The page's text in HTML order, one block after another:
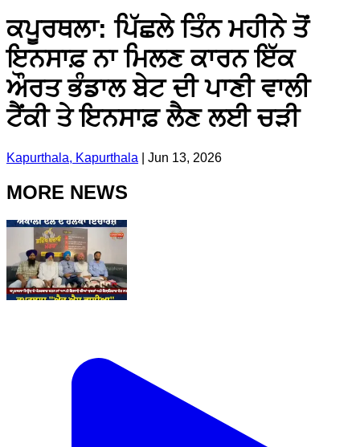
ਕਪੂਰਥਲਾ: ਪਿੱਛਲੇ ਤਿੰਨ ਮਹੀਨੇ ਤੋਂ
ਇਨਸਾਫ਼ ਨਾ ਮਿਲਣ ਕਾਰਨ ਇੱਕ
ਔਰਤ ਭੰਡਾਲ ਬੇਟ ਦੀ ਪਾਣੀ ਵਾਲੀ
ਟੈਂਕੀ ਤੇ ਇਨਸਾਫ਼ ਲੈਣ ਲਈ ਚੜੀ
Kapurthala, Kapurthala Jun 13, 2026
MORE NEWS